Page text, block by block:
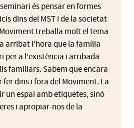
és pensar en formes
dins delMSTi de la societat
treballa molt el tema
arribat l'hora que la família
per a l'existència i arribada
familiars. Sabem que encara
dins i fora del Moviment. La
un espai amb etiquetes, sinó
i apropiar-nos de la